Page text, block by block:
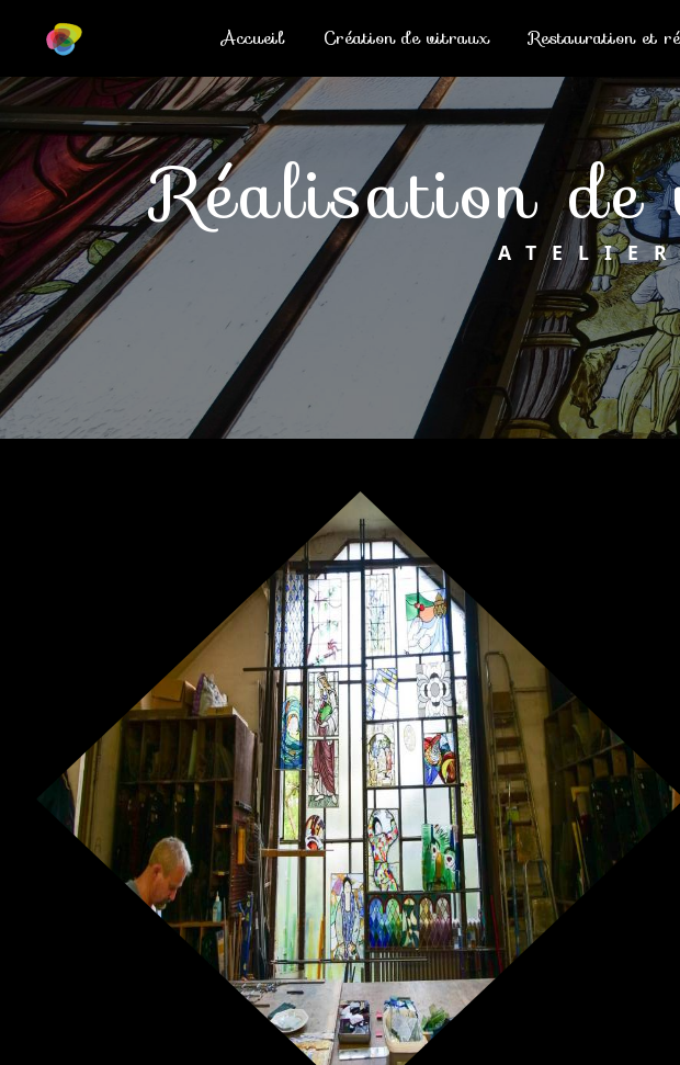
Accueil Création de vitraux Restauration et
réalisation